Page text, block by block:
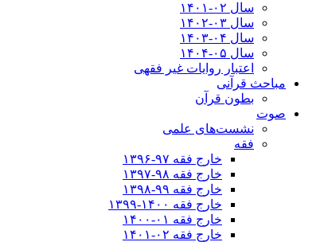
سال ۰۲-۱۴۰۱
سال ۰۳-۱۴۰۲
سال ۰۴-۱۴۰۳
سال ۰۵-۱۴۰۴
اعتبار روایات غیر فقهی
مباحث قرآنی
بطون قرآن
صوت
نشست‌های علمی
فقه
خارج فقه ۹۷-۱۳۹۶
خارج فقه ۹۸-۱۳۹۷
خارج فقه ۹۹-۱۳۹۸
خارج فقه ۱۴۰۰-۱۳۹۹
خارج فقه ۰۱-۱۴۰۰
خارج فقه ۰۲-۱۴۰۱